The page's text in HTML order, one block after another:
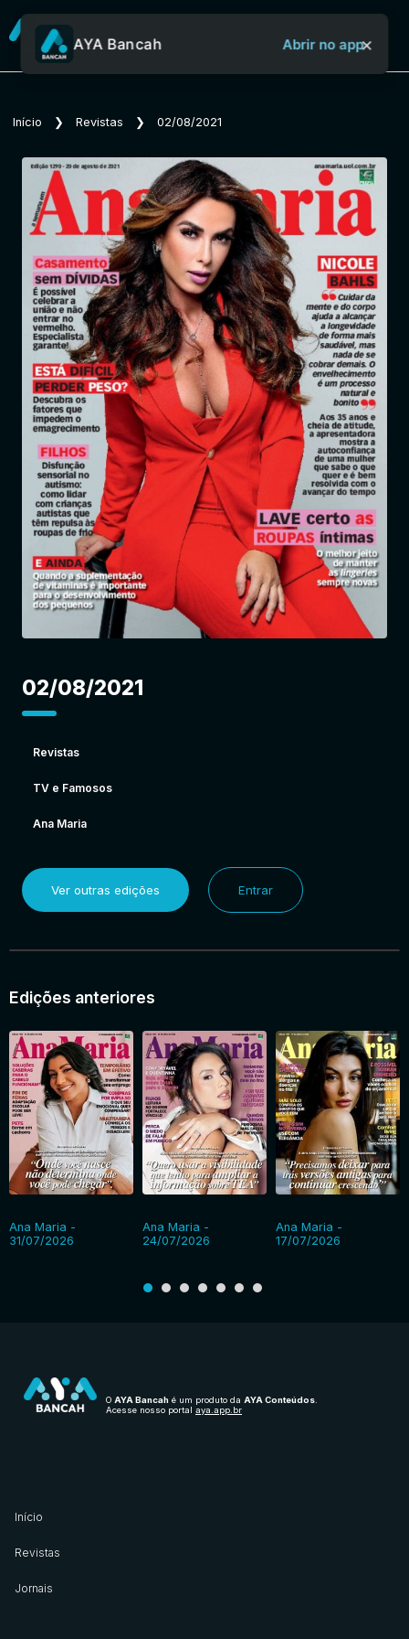
Sobre o Aya Bancah
Início
Revistas
Jornais
Notícias
Entrar
AYA Bancah Abrir no app×
Início ❯ Revistas ❯ 02/08/2021
02/08/2021
Revistas
TV e Famosos
Ana Maria
Ver outras edições Entrar
Edições anteriores
Ana Maria -
31/07/2026
Ana Maria -
24/07/2026
Ana Maria -
17/07/2026
O AYA Bancah é um produto da AYA Conteúdos
Acesse nosso portal aya.app.br
Início
Revistas
Jornais